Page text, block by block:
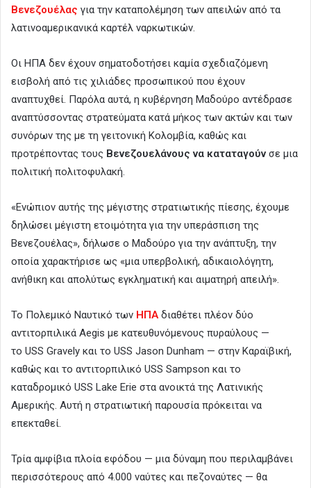
Βενεζουέλας για την καταπολέμηση των απειλών από τα
λατινοαμερικανικά καρτέλ ναρκωτικών.
Οι ΗΠΑ δεν έχουν σηματοδοτήσει καμία σχεδιαζόμενη
εισβολή από τις χιλιάδες προσωπικού που έχουν
αναπτυχθεί. Παρόλα αυτά, η κυβέρνηση Μαδούρο αντέδρασε
αναπτύσσοντας στρατεύματα κατά μήκος των ακτών και των
συνόρων της με τη γειτονική Κολομβία, καθώς και
προτρέποντας τους Βενεζουελάνους να καταταγούν σε μια
πολιτική πολιτοφυλακή.
«Ενώπιον αυτής της μέγιστης στρατιωτικής πίεσης, έχουμε
δηλώσει μέγιστη ετοιμότητα για την υπεράσπιση της
Βενεζουέλας», δήλωσε ο Μαδούρο για την ανάπτυξη, την
οποία χαρακτήρισε ως «μια υπερβολική, αδικαιολόγητη,
ανήθικη και απολύτως εγκληματική και αιματηρή απειλή».
Το Πολεμικό Ναυτικό των ΗΠΑδιαθέτει πλέον δύο
αντιτορπιλικά Aegis με κατευθυνόμενους πυραύλους —
το USS Gravely και το USS Jason Dunham — στην Καραϊβική,
καθώς και το αντιτορπιλικό USS Sampson και το
καταδρομικό USS Lake Erie στα ανοικτά της Λατινικής
Αμερικής. Αυτή η στρατιωτική παρουσία πρόκειται να
επεκταθεί.
Τρία αμφίβια πλοία εφόδου — μια δύναμη που περιλαμβάνει
περισσότερους από 4.000 ναύτες και πεζοναύτες — θα